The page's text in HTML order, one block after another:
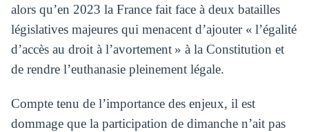
alors qu’en 2023 la France fait face à deux batailles
législatives majeures qui menacent d’ajouter « l’égalité
d’accès au droit à l’avortement » à la Constitution et
de rendre l’euthanasie pleinement légale.
Compte tenu de l’importance des enjeux, il est
dommage que la participation de dimanche n’ait pas